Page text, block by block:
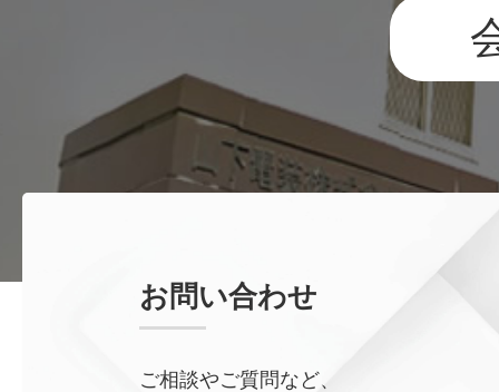
お問い合わせ
ご相談やご質問など、